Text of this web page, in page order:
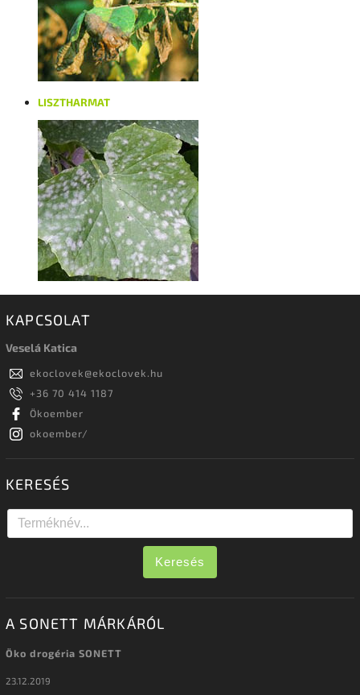
LISZTHARMAT
KAPCSOLAT
Veselá Katica
ekoclovek@ekoclovek.hu
+36 70 414 1187
Ökoember
okoember/
KERESÉS
Keresés
A SONETT MÁRKÁRÓL
Öko drogéria SONETT
23.12.2019